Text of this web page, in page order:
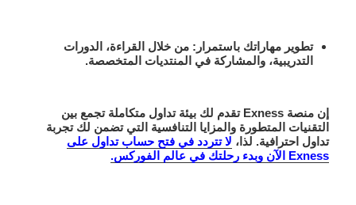
تطوير مهاراتك باستمرار : من خلال القراءة، الدورات
التدريبية، والمشاركة في المنتديات المتخصصة.
إن منصة Exness تقدم لك بيئة تداول متكاملة تجمع بين
التقنيات المتطورة والمزايا التنافسية التي تضمن لك تجربة
تداول احترافية. لذا، لا تتردد في فتح حساب تداول على
Exness الآن وبدء رحلتك في عالم الفوركس.